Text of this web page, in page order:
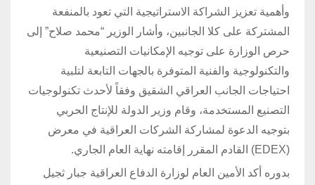
وأهمية تعزيز الشراكة الاستراتيجية التي تعود بالمنفعة
المشتركة على كلا الجانبين، وأشار الوزير “محمد صلاح” إلى
حرص الوزارة على توجيه الإمكانيات التصنيعية
والتكنولوجية والفنية المتوفرة بالجهات التابعة لتلبية
احتياجات الجانب العراقي الشقيق وفقاً لأحدث تكنولوجيات
التصنيع المستخدمة، وقام وزير الدولة للإنتاج الحربي
بتوجيه الدعوة لمشاركة الشركات العراقية في معرض
(EDEX) القادم المقرر إقامته نهاية العام الجاري.
بدوره أكد الأمين العام لوزارة الدفاع العراقية جبار ثجيل